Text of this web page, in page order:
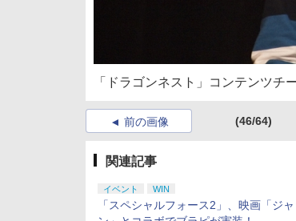
「ドラゴンネスト」コンテンツチ
前の画像 (46/64)
関連記事
イベント WIN
「スペシャルフォース2」、映画「ジ